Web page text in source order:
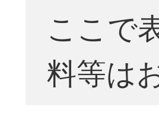
ここで
料等は